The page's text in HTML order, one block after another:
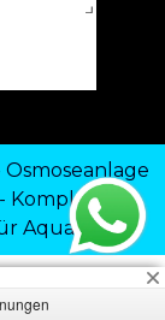
Osmoseanlage
- Komplettes
Aquarien